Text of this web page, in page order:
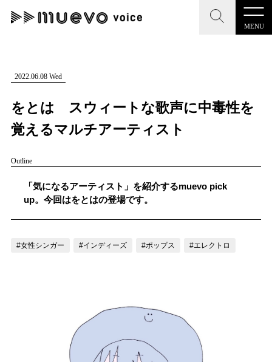
MENU
CLOSE
記事を検索する
人気ワード
#男性SSW #ポップス #女性SSW
CLOSE
"読者の声を形にする”音楽特化メディア
MENU
記事一覧
2022.06.08 Wed
をとは スウィートな歌声に中毒性を
覚えるマルチアーティスト
Outline
「気になるアーティスト」を紹介するmuevo pick
up。今回はをとはの登場です。
#女性シンガー #インディーズ #ポップス #エレクトロ